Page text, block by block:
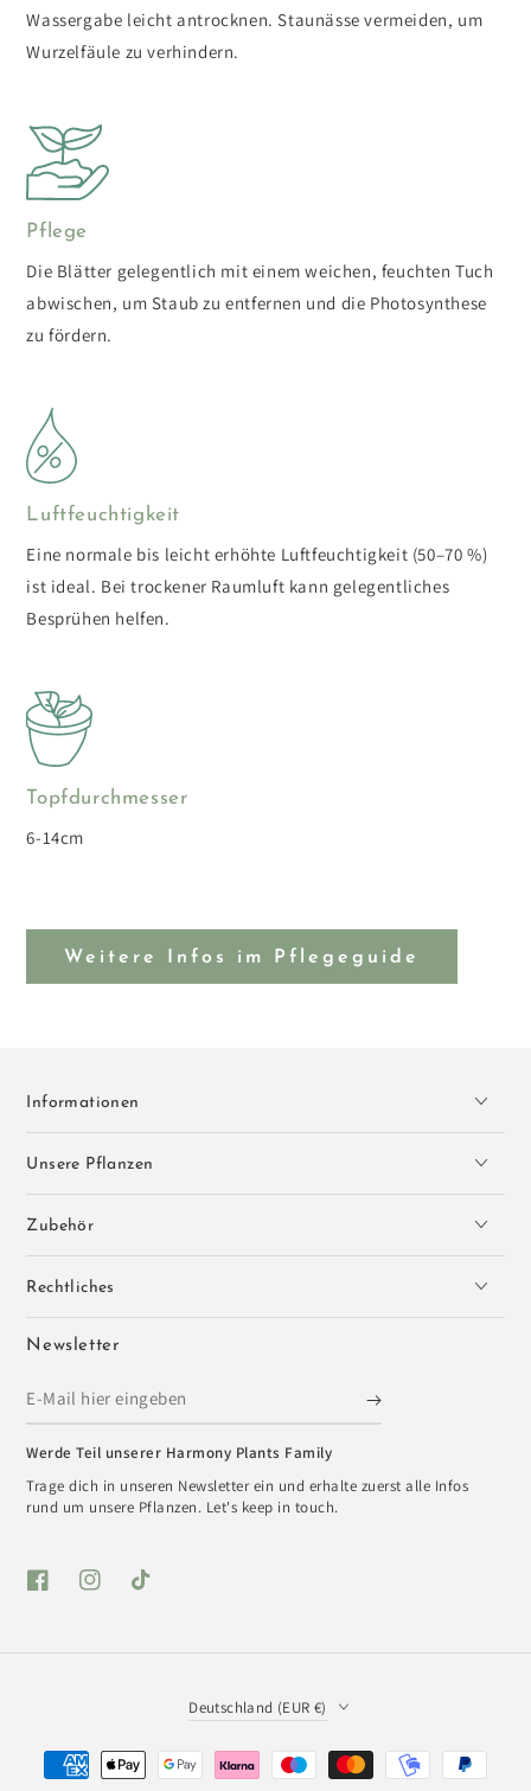
Wassergabe leicht antrocknen. Staunässe vermeiden, um
Wurzelfäule zu verhindern.
Pflege
Die Blätter gelegentlich mit einem weichen, feuchten Tuch
abwischen, um Staub zu entfernen und die Photosynthese
zu fördern.
Luftfeuchtigkeit
Eine normale bis leicht erhöhte Luftfeuchtigkeit (50–70 %)
ist ideal. Bei trockener Raumluft kann gelegentliches
Besprühen helfen.
Topfdurchmesser
6-14cm
Weitere Infos im Pflegeguide
Informationen
Unsere Pflanzen
Zubehör
Rechtliches
Newsletter
E-
Mail
hier
eingeben
Werde Teil unserer Harmony Plants Family
Trage dich in unseren Newsletter ein und erhalte zuerst alle Infos
rund um unsere Pflanzen. Let's keep in touch.
FacebookInstagramTikTok
Deutschland (EUR €)
Zahlungsmöglichkeiten